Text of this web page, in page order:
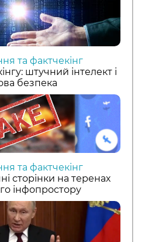
та фактчекінг
штучний інтелект і
безпека
та фактчекінг
сторінки на теренах
інфопростору